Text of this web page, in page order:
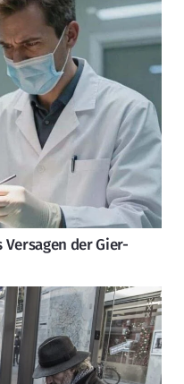
Versagen der Gier-